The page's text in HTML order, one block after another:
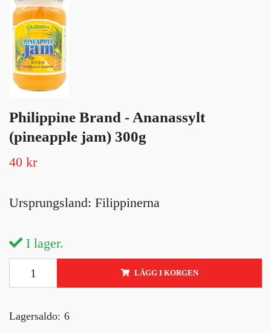
Philippine Brand - Ananassylt
(pineapple jam) 300g
40 kr
Ursprungsland: Filippinerna
I lager.
LÄGG I KORGEN
Lagersaldo: 6